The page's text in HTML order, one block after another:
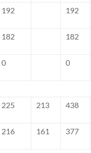
192 192
182 182
0 0
225 213 438
216 161 377